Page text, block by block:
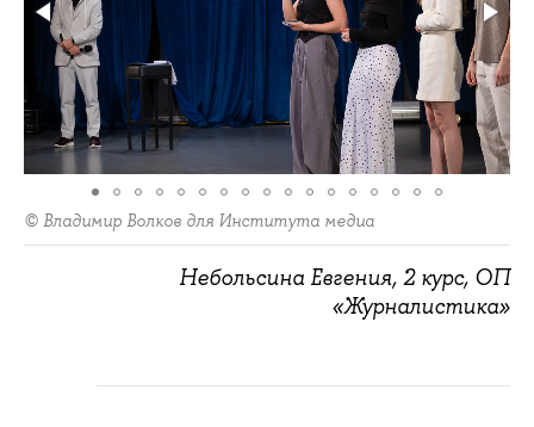
© Владимир Волков для Института медиа
Небольсина Евгения, 2 курс, ОП
«Журналистика»